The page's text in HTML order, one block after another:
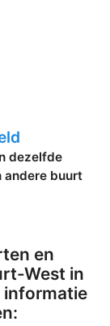
dezelfde
andere buurt
en
West in
informatie